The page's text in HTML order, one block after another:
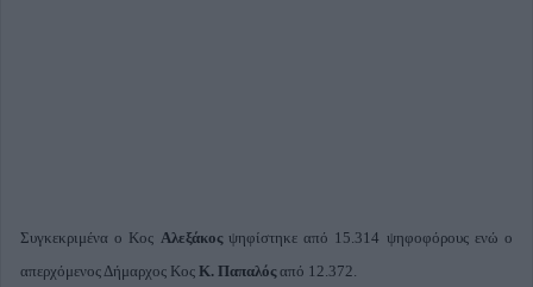
Συγκεκριμένα ο Κος Αλεξάκοςψηφίστηκε από 15.314 ψηφοφόρους ενώ ο
απερχόμενος Δήμαρχος Κος Κ. Παπαλόςαπό 12.372.